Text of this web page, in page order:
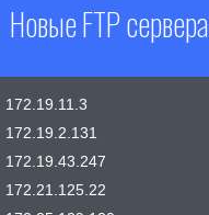
Новые FTP сервера
172.19.11.3
172.19.2.131
172.19.43.247
172.21.125.22